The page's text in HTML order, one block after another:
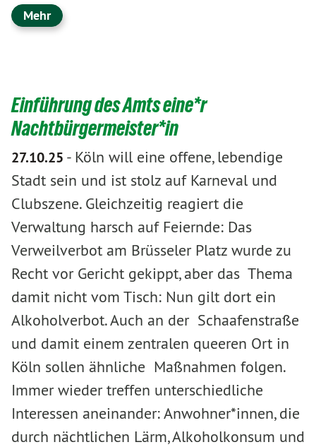
Mehr
Einführung des Amts eine*r
Nachtbürgermeister*in
27.10.25 - Köln will eine offene, lebendige
Stadt sein und ist stolz auf Karneval und
Clubszene. Gleichzeitig reagiert die
Verwaltung harsch auf Feiernde: Das
Verweilverbot am Brüsseler Platz wurde zu
Recht vor Gericht gekippt, aber das Thema
damit nicht vom Tisch: Nun gilt dort ein
Alkoholverbot. Auch an der Schaafenstraße
und damit einem zentralen queeren Ort in
Köln sollen ähnliche Maßnahmen folgen.
Immer wieder treffen unterschiedliche
Interessen aneinander: Anwohner*innen, die
durch nächtlichen Lärm, Alkoholkonsum und